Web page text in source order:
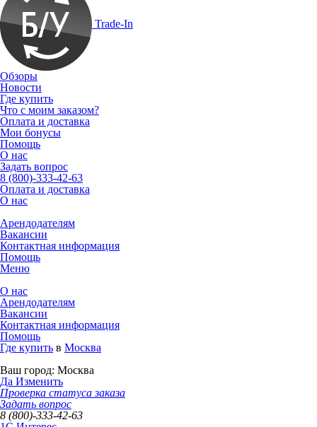
Trade-In
Обзоры
Новости
Где купить
Что с моим заказом?
Оплата и доставка
Мои бонусы
Помощь
О нас
Задать вопрос
8 (800)-333-42-63
Оплата и доставка
О нас
Арендодателям
Вакансии
Контактная информация
Помощь
Меню
О нас
Арендодателям
Вакансии
Контактная информация
Помощь
Где купить в Москва
Ваш город: Москва
Да Изменить
Проверка статуса заказа
Задать вопрос
8 (800)-333-42-63